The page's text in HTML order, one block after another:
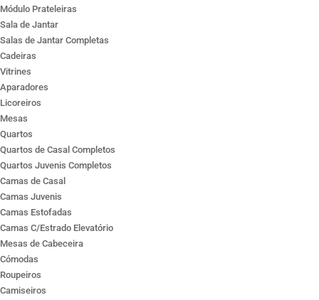
Módulo Prateleiras
Sala de Jantar
Salas de Jantar Completas
Cadeiras
Vitrines
Aparadores
Licoreiros
Mesas
Quartos
Quartos de Casal Completos
Quartos Juvenis Completos
Camas de Casal
Camas Juvenis
Camas Estofadas
Camas C/Estrado Elevatório
Mesas de Cabeceira
Cómodas
Roupeiros
Camiseiros